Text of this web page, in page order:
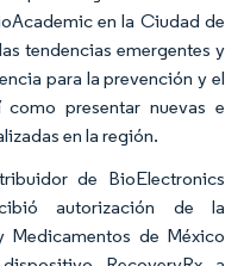
en la Ciudad de
tendencias emergentes y
para la prevención y el
presentar nuevas e
en la región.
de BioElectronics
autorización de la
Medicamentos de México